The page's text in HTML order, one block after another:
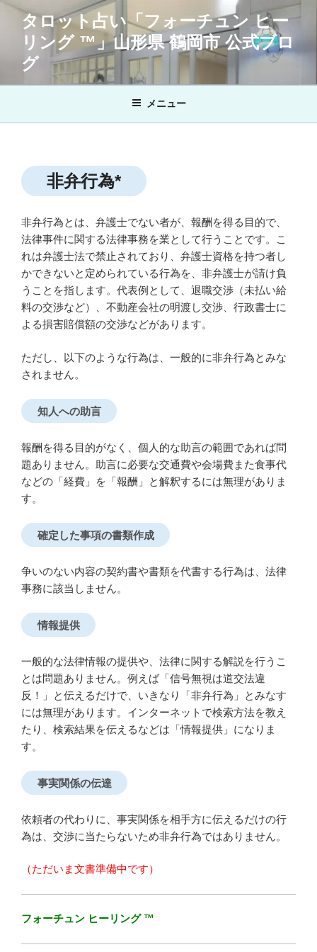
キ
タロット占い「フォーチュン ヒー
リング ™」山形県 鶴岡市 公式ブロ
グ
メニュー
非弁行為*
非弁行為とは、弁護士でない者が、報酬を得る目的で、
法律事件に関する法律事務を業として行うことです。こ
れは弁護士法で禁止されており、弁護士資格を持つ者し
かできないと定められている行為を、非弁護士が請け負
うことを指します。代表例として、退職交渉（未払い給
料の交渉など）、不動産会社の明渡し交渉、行政書士に
よる損害賠償額の交渉などがあります。
ただし、以下のような行為は、一般的に非弁行為とみな
されません。
知人への助言
報酬を得る目的がなく、個人的な助言の範囲であれば問
題ありません。助言に必要な交通費や会場費また食事代
などの「経費」を「報酬」と解釈するには無理がありま
す。
確定した事項の書類作成
争いのない内容の契約書や書類を代書する行為は、法律
事務に該当しません。
情報提供
一般的な法律情報の提供や、法律に関する解説を行うこ
とは問題ありません。例えば「信号無視は道交法違
反！」と伝えるだけで、いきなり「非弁行為」とみなす
には無理があります。インターネットで検索方法を教え
たり、検索結果を伝えるなどは「情報提供」になりま
す。
事実関係の伝達
依頼者の代わりに、事実関係を相手方に伝えるだけの行
為は、交渉に当たらないため非弁行為ではありません。
（ただいま文書準備中です）
フォーチュン ヒーリング ™